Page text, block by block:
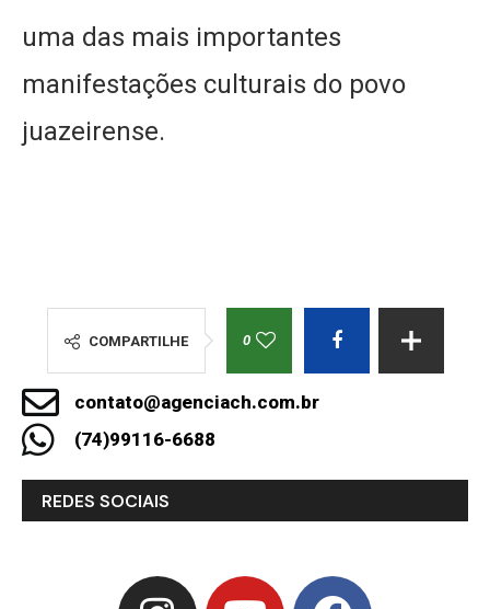
uma das mais importantes
manifestações culturais do povo
juazeirense.
COMPARTILHE 0
contato@agenciach.com.br
(74)99116-6688
REDES SOCIAIS